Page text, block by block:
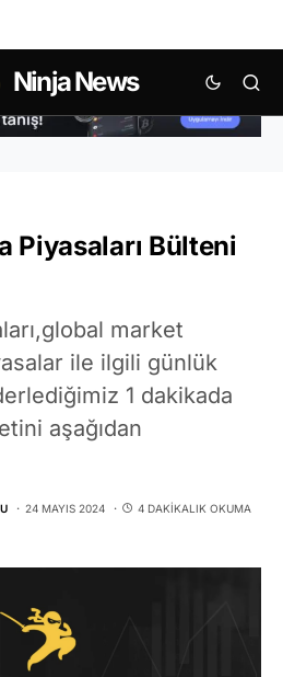
Ninja News
Piyasaları Bülteni
market
ile ilgili günlük
1 dakikada
aşağıdan
24 MAYIS 2024 4 DAKIKALIK OKUMA